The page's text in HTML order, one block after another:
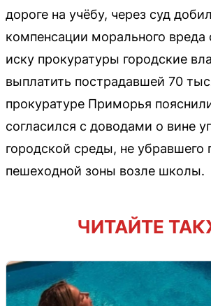
дороге на учёбу, через суд
компенсации морального
иску прокуратуры городские
выплатить пострадавшей 70
прокуратуре Приморья
согласился с доводами о вине
городской среды, не убравшего
пешеходной зоны возле школы.
ЧИТАЙТЕ